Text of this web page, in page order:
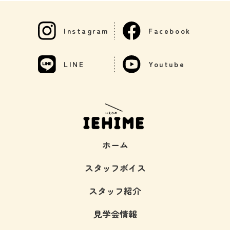
ホーム
スタッフボイス
スタッフ紹介
見学会情報
Instagram Facebook
LINE Youtube